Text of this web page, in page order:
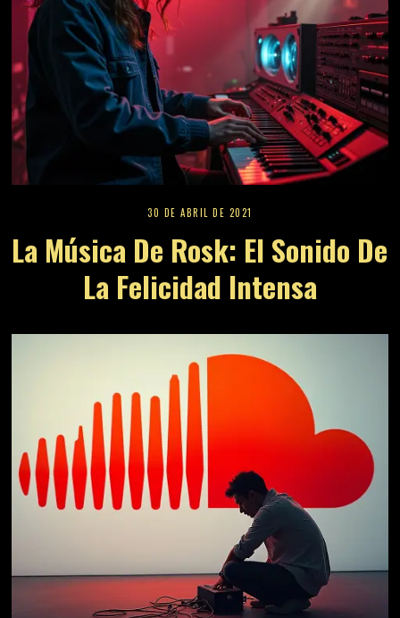
30 DE ABRIL DE 2021
La Música De Rosk: El Sonido De
La Felicidad Intensa